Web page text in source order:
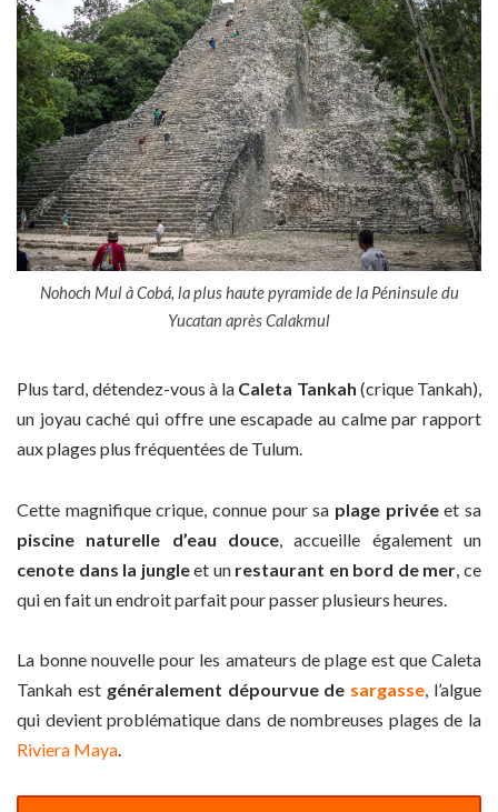
Nohoch Mul à Cobá, la plus haute pyramide de la Péninsule du
Yucatan après Calakmul
Plus tard, détendez-vous à la Caleta Tankah (crique Tankah),
un joyau caché qui offre une escapade au calme par rapport
aux plages plus fréquentées de Tulum.
Cette magnifique crique, connue pour sa plage privéeet sa
piscine naturelle d’eau douce , accueille également un
cenote dans la jungleet un restaurant en bord de mer , ce
qui en fait un endroit parfait pour passer plusieurs heures.
La bonne nouvelle pour les amateurs de plage est que Caleta
Tankah estgénéralement dépourvue de sargasse, l’algue
qui devient problématique dans de nombreuses plages de la
Riviera Maya.